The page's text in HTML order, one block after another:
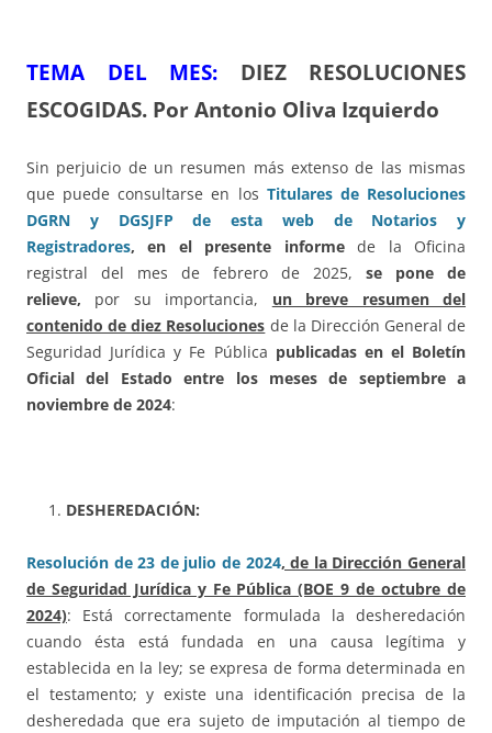
TEMA DEL MES: DIEZ RESOLUCIONES
ESCOGIDAS. Por Antonio Oliva Izquierdo
Sin perjuicio de un resumen más extenso de las mismas
que puede consultarse en los Titulares de Resoluciones
DGRN y DGSJFP de esta web de Notarios y
Registradores, en el presente informede la Oficina
registral del mes de febrero de 2025, se pone de
relieve, por su importancia, un breve resumen del
contenido de diez Resoluciones de la Dirección General de
Seguridad Jurídica y Fe Pública publicadas en el Boletín
Oficial del Estado entre los meses de septiembre a
noviembre de 2024:
DESHEREDACIÓN:
Resolución de 23 de julio de 2024, de la Dirección General
de Seguridad Jurídica y Fe Pública (BOE 9 de octubre de
2024): Está correctamente formulada la desheredación
cuando ésta está fundada en una causa legítima y
establecida en la ley; se expresa de forma determinada en
el testamento; y existe una identificación precisa de la
desheredada que era sujeto de imputación al tiempo de